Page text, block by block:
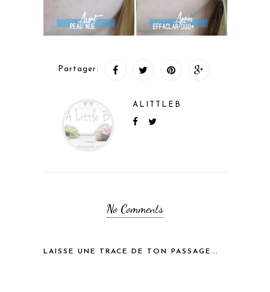
Partager:
ALITTLEB
No Comments
LAISSE UNE TRACE DE TON PASSAGE...